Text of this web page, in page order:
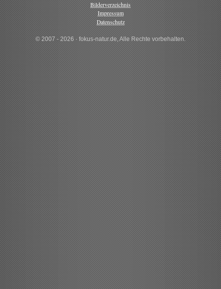
Bilderverzeichnis
Impressum
Datenschutz
© 2007 - 2026 · fokus-natur.de, Alle Rechte vorbehalten.